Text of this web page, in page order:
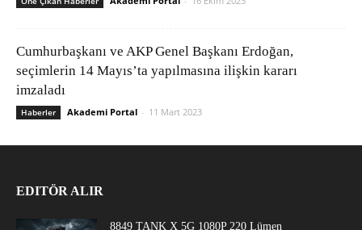
Cumhurbaşkanı ve AKP Genel Başkanı Erdoğan,
seçimlerin 14 Mayıs’ta yapılmasına ilişkin kararı
imzaladı
Haberler Akademi Portal - 11 Mart 2023
EDITÖR ALIR
8849 TANK X 5G 1080P 220 Lümen